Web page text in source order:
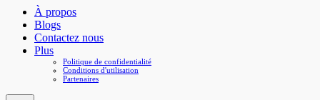
À propos
Blogs
Contactez nous
Plus
Politique de confidentialité
Conditions d'utilisation
Partenaires